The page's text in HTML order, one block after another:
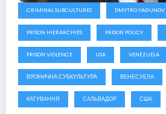
CRIMINAL SUBCULTURES DMYTRO YAGUNOV
PRISON HIERARCHIES PRISON POLICY
PRISON VIOLENCE USA VENEZUELA
В'ЯЗНИЧНА СУБКУЛЬТУРА ВЕНЕСУЕЛА
КАТУВАННЯ САЛЬВАДОР США